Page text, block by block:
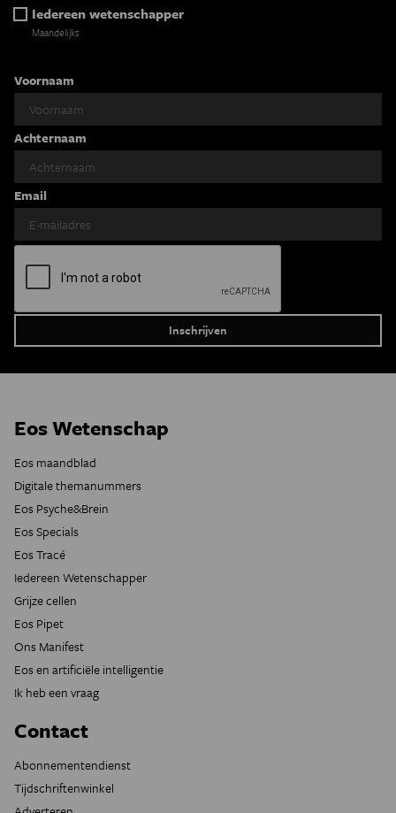
Iedereen wetenschapper
Maandelijks
Voornaam
Achternaam
Email
Eos Wetenschap
Eos maandblad
Digitale themanummers
Eos Psyche&Brein
Eos Specials
Eos Tracé
Iedereen Wetenschapper
Grijze cellen
Eos Pipet
Ons Manifest
Eos en artificiële intelligentie
Ik heb een vraag
Contact
Abonnementendienst
Tijdschriftenwinkel